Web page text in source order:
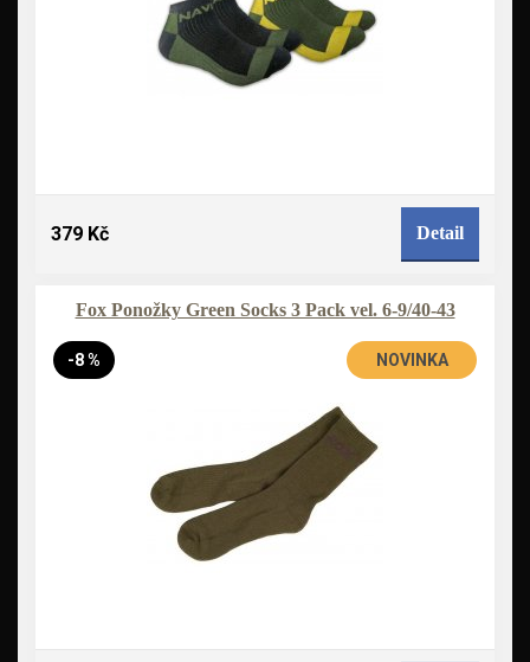
379 Kč Detail
Fox Ponožky Green Socks 3 Pack vel. 6-9/40-43
-8 % NOVINKA